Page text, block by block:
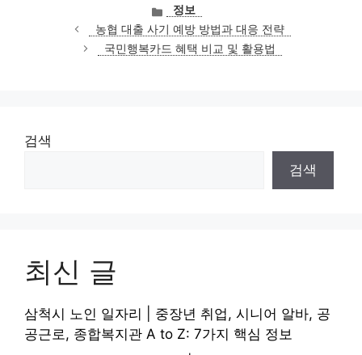
카
테
고
리
정보
농협 대출 사기 예방 방법과 대응 전략
국민행복카드 혜택 비교 및 활용법
검색
검색
최신 글
삼척시 노인 일자리 | 중장년 취업, 시니어 알바, 공
공근로, 종합복지관 A to Z: 7가지 핵심 정보